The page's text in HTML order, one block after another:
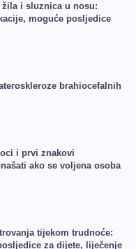
žila i sluznica u nosu:
moguće posljedice
brahiocefalnih
i prvi znakovi
ako se voljena osoba
tijekom trudnoće:
za dijete, liječenje